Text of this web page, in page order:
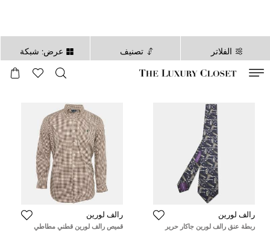
الفلاتر تصنيف عرض: شبكة
ثانية
رالف لورين
ربطة عنق رالف لورين جاكار حرير
رالف لورين
قميص رالف لورين قطني مطاطي